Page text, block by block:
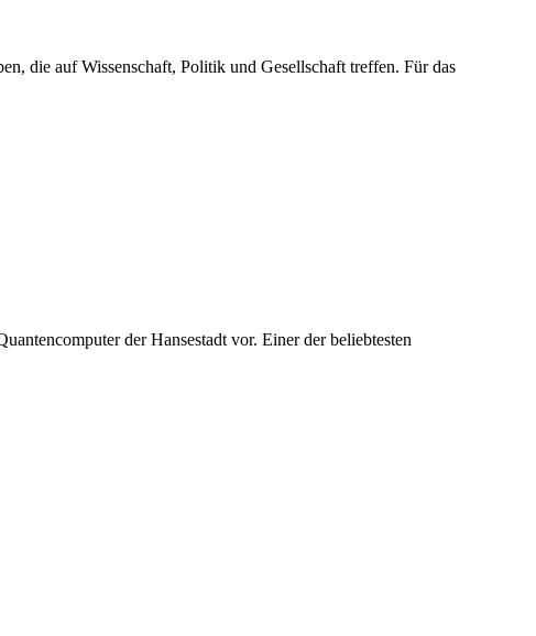
die auf Wissenschaft, Politik und Gesellschaft treffen. Für das
der Hansestadt vor. Einer der beliebtesten